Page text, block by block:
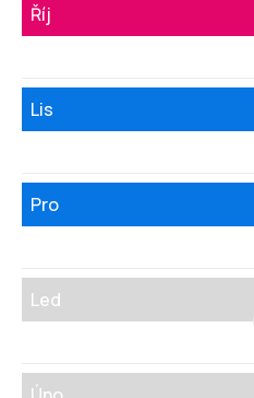
Říj
Lis
Pro
Led